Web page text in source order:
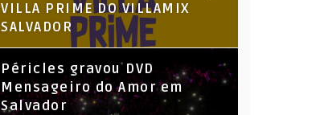
VILLA PRIME DO VILLAMIX
SALVADOR
Péricles gravou DVD
Mensageiro do Amor em
Salvador